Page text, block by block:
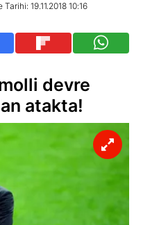
19.11.2018 10:16
devre
atakta!